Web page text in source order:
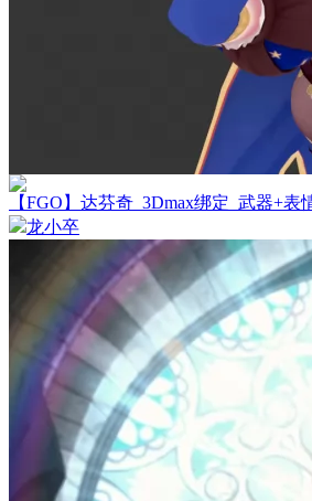
【FGO】达芬奇_3Dmax绑定_武器+表
龙小卒